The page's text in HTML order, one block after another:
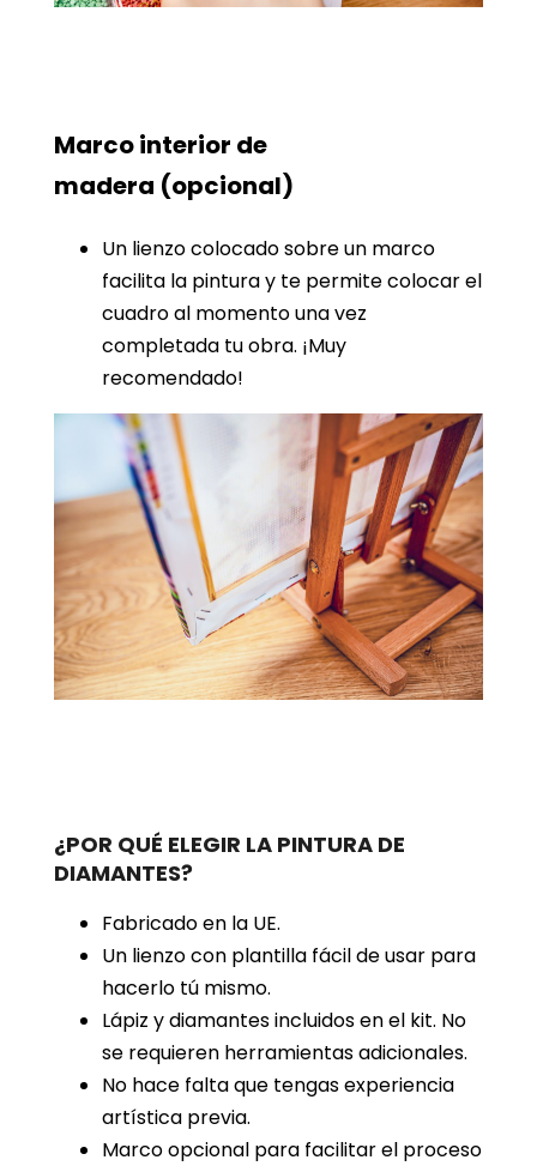
Marco interior de
madera (opcional)
Un lienzo colocado sobre un marco
facilita la pintura y te permite colocar el
cuadro al momento una vez
completada tu obra. ¡Muy
recomendado!
¿POR QUÉ ELEGIR LA PINTURA DE
DIAMANTES?
Fabricado en la UE.
Un lienzo con plantilla fácil de usar para
hacerlo tú mismo.
Lápiz y diamantes incluidos en el kit. No
se requieren herramientas adicionales.
No hace falta que tengas experiencia
artística previa.
Marco opcional para facilitar el proceso